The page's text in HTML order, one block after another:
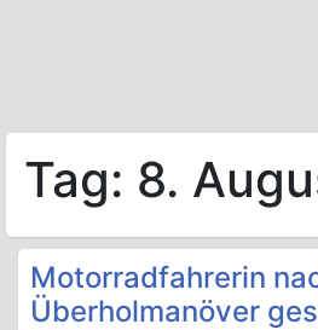
Tag: 8.
Motorradfahrerin
Überholmanöver